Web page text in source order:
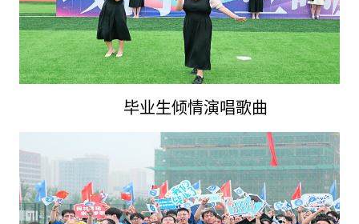
毕业生倾情演唱歌曲